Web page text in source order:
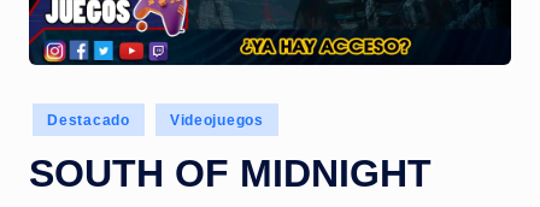
u
e
d
a
Publicado
en
Destacado Videojuegos
SOUTH OF MIDNIGHT